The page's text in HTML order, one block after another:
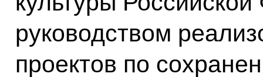
руководством
проектов по